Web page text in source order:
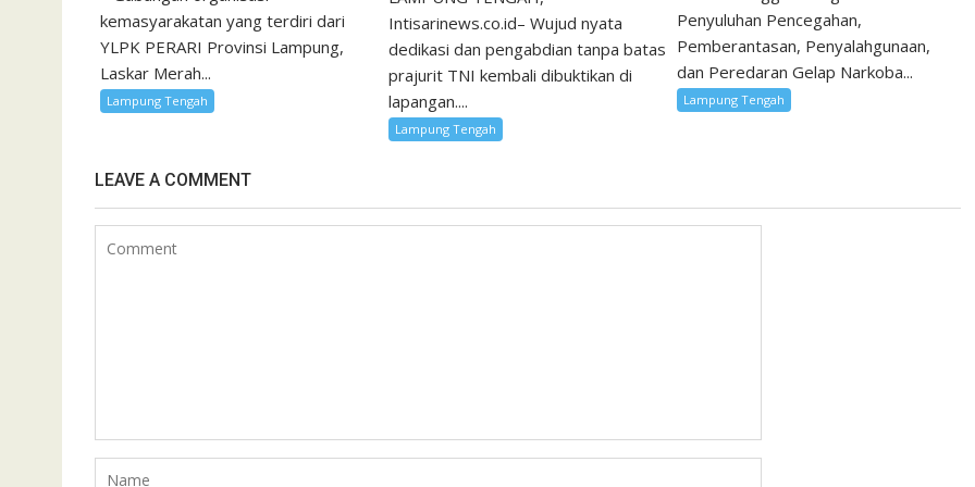
kemasyarakatan yang terdiri dari
YLPK PERARI Provinsi Lampung,
Laskar Merah...
Lampung Tengah
Intisarinews.co.id– Wujud nyata
dedikasi dan pengabdian tanpa batas
prajurit TNI kembali dibuktikan di
lapangan....
Lampung Tengah
Penyuluhan Pencegahan,
Pemberantasan, Penyalahgunaan,
dan Peredaran Gelap Narkoba...
Lampung Tengah
LEAVE A COMMENT